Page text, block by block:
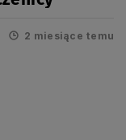
2 miesiące temu